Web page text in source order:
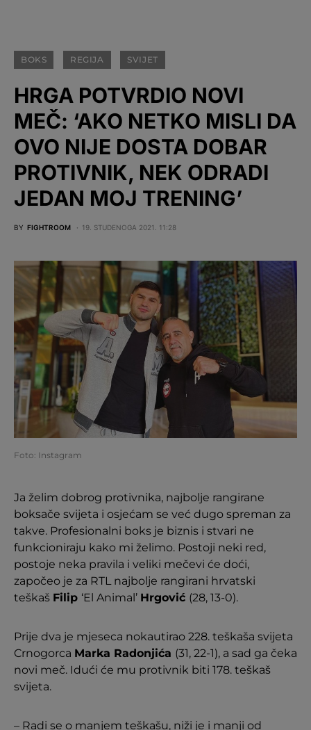
BOKS REGIJA SVIJET
HRGA POTVRDIO NOVI
MEČ: ‘AKO NETKO MISLI DA
OVO NIJE DOSTA DOBAR
PROTIVNIK, NEK ODRADI
JEDAN MOJ TRENING’
BY FIGHTROOM 19. STUDENOGA 2021. 11:28
Foto: Instagram
Ja želim dobrog protivnika, najbolje rangirane
boksače svijeta i osjećam se već dugo spreman za
takve. Profesionalni boks je biznis i stvari ne
funkcioniraju kako mi želimo. Postoji neki red,
postoje neka pravila i veliki mečevi će doći,
započeo je za RTL najbolje rangirani hrvatski
teškaš Filip ‘El Animal’ Hrgović (28, 13-0).
Prije dva je mjeseca nokautirao 228. teškaša svijeta
Crnogorca Marka Radonjića (31, 22-1), a sad ga čeka
novi meč. Idući će mu protivnik biti 178. teškaš
svijeta.
– Radi se o manjem teškašu, niži je i manji od